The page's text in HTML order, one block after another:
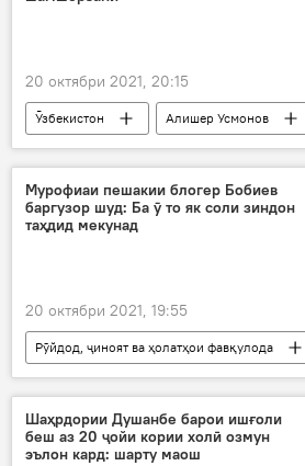
20 октябри 2021, 20:15
Ӯзбекистон
Алишер Усмонов
Федератсияи шамшерзанӣ
Мурофиаи пешакии блогер Бобиев
баргузор шуд: Ба ӯ то як соли зиндон
таҳдид мекунад
20 октябри 2021, 19:55
Рӯйдод, ҷиноят ва ҳолатҳои фавқулода
таҳқир
Дар Русия блогер
Шаҳрдории Душанбе барои ишғоли
беш аз 20 ҷойи кории холӣ озмун
эълон кард: шарту маош